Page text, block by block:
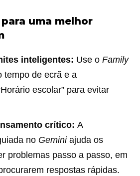
uma melhor
inteligentes: Use o Family
tempo de ecrã e a
escolar” para evitar
crítico: A
no Geminiajuda os
problemas passo a passo, em
respostas rápidas.